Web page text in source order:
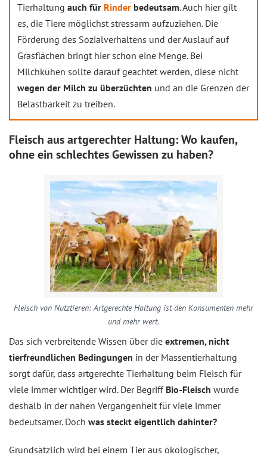
Tierhaltung auch für Rinder bedeutsam. Auch hier gilt
es, die Tiere möglichst stressarm aufzuziehen. Die
Förderung des Sozialverhaltens und der Auslauf auf
Grasflächen bringt hier schon eine Menge. Bei
Milchkühen sollte darauf geachtet werden, diese nicht
wegen der Milch zu überzüchten und an die Grenzen der
Belastbarkeit zu treiben.
Fleisch aus artgerechter Haltung: Wo kaufen,
ohne ein schlechtes Gewissen zu haben?
Fleisch von Nutztieren: Artgerechte Haltung ist den Konsumenten mehr
und mehr wert.
Das sich verbreitende Wissen über die extremen, nicht
tierfreundlichen Bedingungen in der Massentierhaltung
sorgt dafür, dass artgerechte Tierhaltung beim Fleisch für
viele immer wichtiger wird. Der Begriff Bio-Fleisch wurde
deshalb in der nahen Vergangenheit für viele immer
bedeutsamer. Doch was steckt eigentlich dahinter?
Grundsätzlich wird bei einem Tier aus ökologischer,